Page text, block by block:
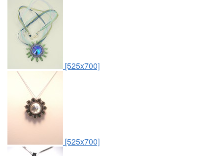
[525x700]
[525x700]